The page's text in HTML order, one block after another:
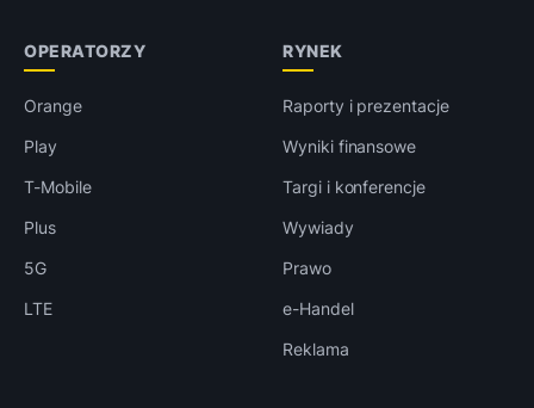
OPERATORZY
Orange
Play
T-Mobile
Plus
5G
LTE
RYNEK
Raporty i prezentacje
Wyniki finansowe
Targi i konferencje
Wywiady
Prawo
e-Handel
Reklama